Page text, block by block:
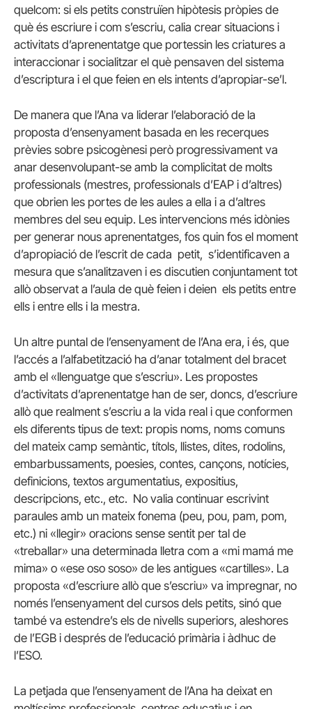
quelcom: si els petits construïen hipòtesis pròpies de
què és escriure i com s’escriu, calia crear situacions i
activitats d’aprenentatge que portessin les criatures a
interaccionar i socialitzar el què pensaven del sistema
d’escriptura i el que feien en els intents d’apropiar-se’l.
De manera que l’Ana va liderar l’elaboració de la
proposta d’ensenyament basada en les recerques
prèvies sobre psicogènesi però progressivament va
anar desenvolupant-se amb la complicitat de molts
professionals (mestres, professionals d’EAP i d’altres)
que obrien les portes de les aules a ella i a d’altres
membres del seu equip. Les intervencions més idònies
per generar nous aprenentatges, fos quin fos el moment
d’apropiació de l’escrit de cada petit, s’identificaven a
mesura que s’analitzaven i es discutien conjuntament tot
allò observat a l’aula de què feien i deien els petits entre
ells i entre ells i la mestra.
Un altre puntal de l’ensenyament de l’Ana era, i és, que
l’accés a l’alfabetització ha d’anar totalment del bracet
amb el «llenguatge que s’escriu». Les propostes
d’activitats d’aprenentatge han de ser, doncs, d’escriure
allò que realment s’escriu a la vida real i que conformen
els diferents tipus de text: propis noms, noms comuns
del mateix camp semàntic, títols, llistes, dites, rodolins,
embarbussaments, poesies, contes, cançons, notícies,
definicions, textos argumentatius, expositius,
descripcions, etc., etc. No valia continuar escrivint
paraules amb un mateix fonema (peu, pou, pam, pom,
etc.) ni «llegir» oracions sense sentit per tal de
«treballar» una determinada lletra com a «mi mamá me
mima» o «ese oso soso» de les antigues «cartilles». La
proposta «d’escriure allò que s’escriu» va impregnar, no
només l’ensenyament del cursos dels petits, sinó que
també va estendre’s els de nivells superiors, aleshores
de l’EGB i després de l’educació primària i àdhuc de
l’ESO.
La petjada que l’ensenyament de l’Ana ha deixat en